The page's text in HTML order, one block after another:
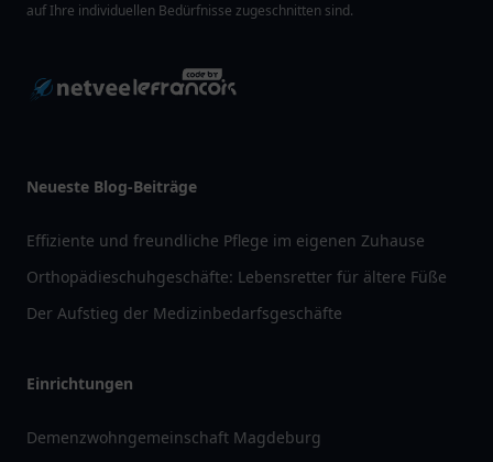
auf Ihre individuellen Bedürfnisse zugeschnitten sind.
Neueste Blog-Beiträge
Effiziente und freundliche Pflege im eigenen Zuhause
Orthopädieschuhgeschäfte: Lebensretter für ältere Füße
Der Aufstieg der Medizinbedarfsgeschäfte
Einrichtungen
Demenzwohngemeinschaft Magdeburg